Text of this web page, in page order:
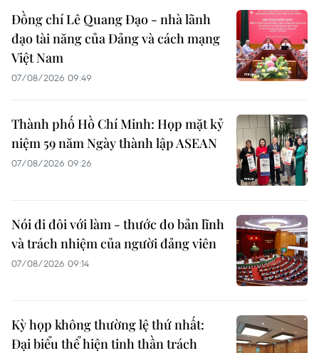
Đồng chí Lê Quang Đạo - nhà lãnh
đạo tài năng của Đảng và cách mạng
Việt Nam
07/08/2026 09:49
Thành phố Hồ Chí Minh: Họp mặt kỷ
niệm 59 năm Ngày thành lập ASEAN
07/08/2026 09:26
Nói đi đôi với làm - thước đo bản lĩnh
và trách nhiệm của người đảng viên
07/08/2026 09:14
Kỳ họp không thường lệ thứ nhất:
Đại biểu thể hiện tinh thần trách